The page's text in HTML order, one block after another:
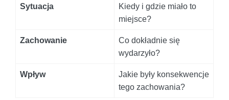
Sytuacja
Kiedy i gdzie miało to
miejsce?
Zachowanie
Co dokładnie się
wydarzyło?
Wpływ
Jakie były konsekwencje
tego zachowania?